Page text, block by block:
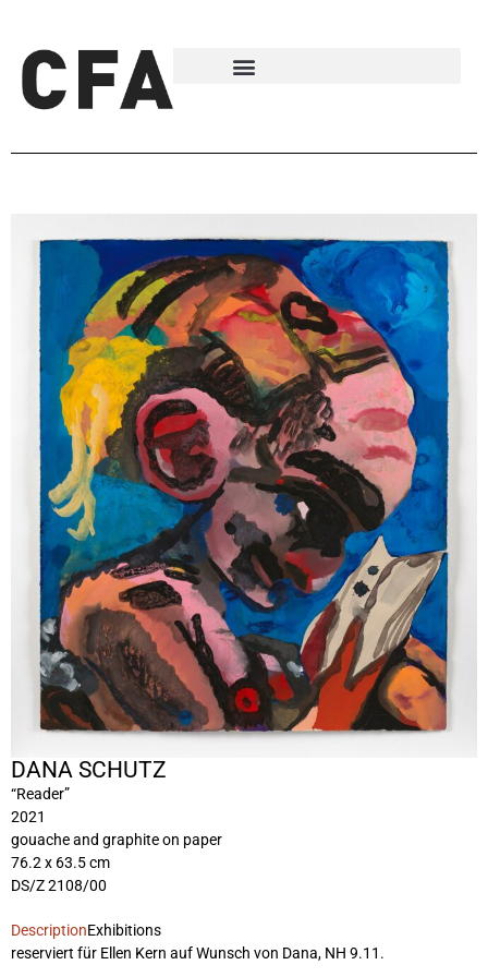
DANA SCHUTZ
“Reader”
2021
gouache and graphite on paper
76.2 x 63.5 cm
DS/Z 2108/00
DescriptionExhibitions
reserviert für Ellen Kern auf Wunsch von Dana, NH 9.11.